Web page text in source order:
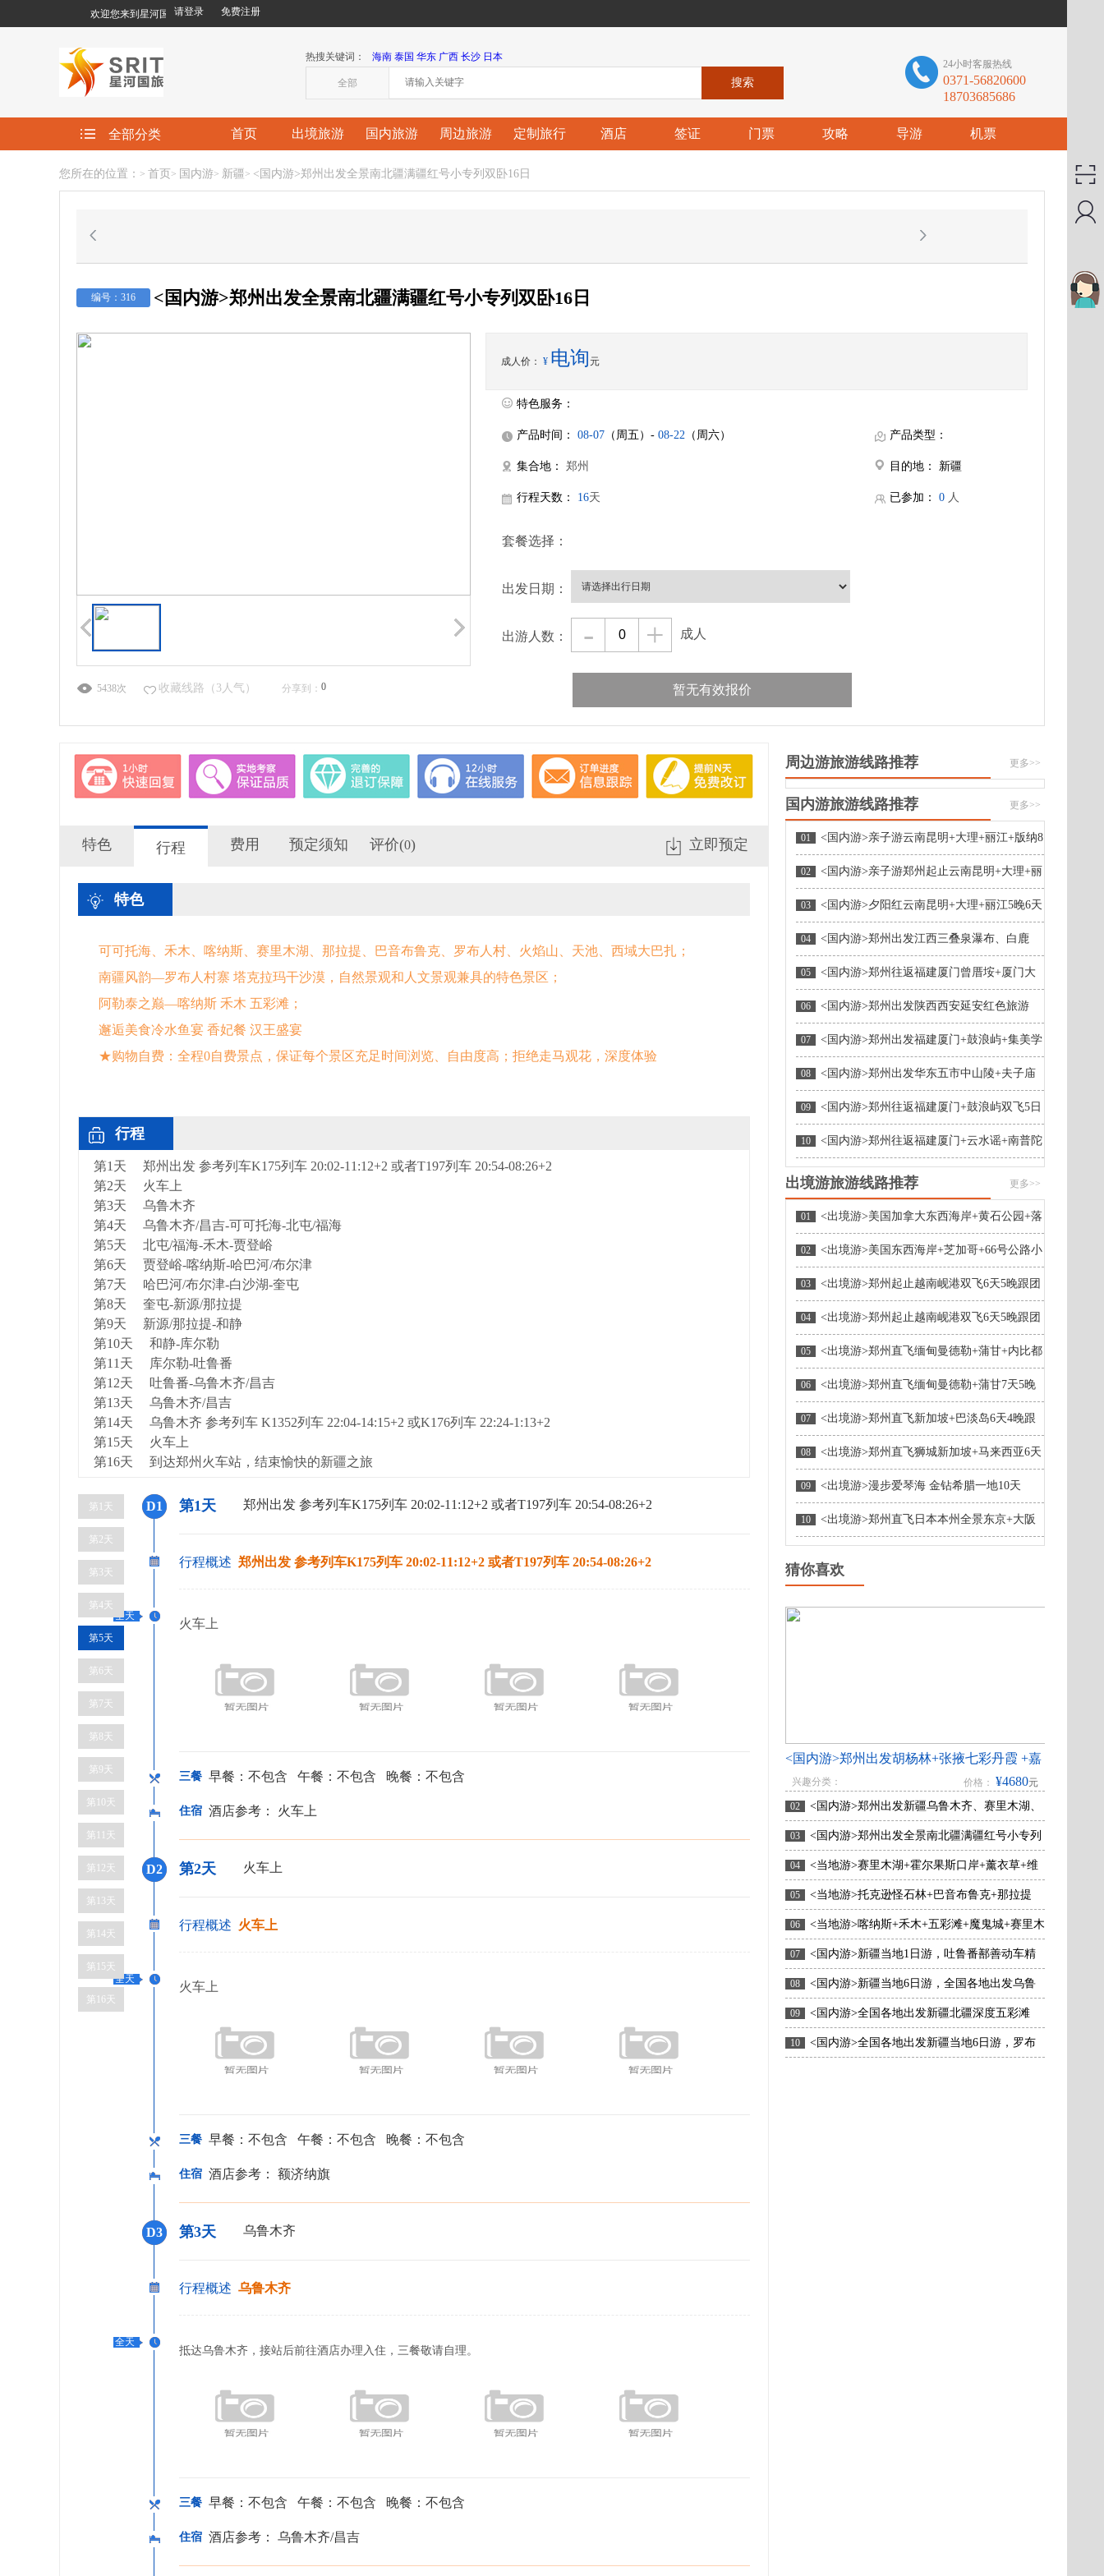
欢迎您来到星河国际旅行社有限责任公司!
请登录 免费注册
热搜关键词： 海南 泰国 华东 广西 长沙 日本
全部
24小时客服热线
0371-56820600
18703685686
全部分类 首页 出境旅游 国内旅游 周边旅游 定制旅行 酒店 签证 门票 攻略 导游 机票
您所在的位置： > 首页 > 国内游> 新疆> <国内游>郑州出发全景南北疆满疆红号小专列双卧16日
编号：316 <国内游>郑州出发全景南北疆满疆红号小专列双卧16日
5438次 收藏线路 （ 3 人气） 分享到： 0
成人价： ¥ 电询元
特色服务：
产品时间： 08-07 （周五）- 08-22 （周六） 产品类型：
集合地： 郑州 目的地： 新疆
行程天数： 16天 已参加： 0 人
套餐选择：
出发日期：
出游人数： 成人
- +
暂无有效报价
特色 行程 费用 预定须知 评价(0) 立即预定
特色
可可托海、禾木、喀纳斯、赛里木湖、那拉提、巴音布鲁克、罗布人村、火焰山、天池、西域大巴扎；
南疆风韵—罗布人村寨 塔克拉玛干沙漠，自然景观和人文景观兼具的特色景区；
阿勒泰之巅—喀纳斯 禾木 五彩滩；
邂逅美食冷水鱼宴 香妃餐 汉王盛宴
★购物自费：全程0自费景点，保证每个景区充足时间浏览、自由度高；拒绝走马观花，深度体验
行程
第1天 郑州出发 参考列车K175列车 20:02-11:12+2 或者T197列车 20:54-08:26+2
第2天 火车上
第3天 乌鲁木齐
第4天 乌鲁木齐/昌吉-可可托海-北屯/福海
第5天 北屯/福海-禾木-贾登峪
第6天 贾登峪-喀纳斯-哈巴河/布尔津
第7天 哈巴河/布尔津-白沙湖-奎屯
第8天 奎屯-新源/那拉提
第9天 新源/那拉提-和静
第10天 和静-库尔勒
第11天 库尔勒-吐鲁番
第12天 吐鲁番-乌鲁木齐/昌吉
第13天 乌鲁木齐/昌吉
第14天 乌鲁木齐 参考列车 K1352列车 22:04-14:15+2 或K176列车 22:24-1:13+2
第15天 火车上
第16天 到达郑州火车站，结束愉快的新疆之旅
第1天
第2天
第3天
第4天
第5天
第6天
第7天
第8天
第9天
第10天
第11天
第12天
第13天
第14天
第15天
第16天
D1 第1天 郑州出发 参考列车K175列车 20:02-11:12+2 或者T197列车 20:54-08:26+2
行程概述 郑州出发 参考列车K175列车 20:02-11:12+2 或者T197列车 20:54-08:26+2
全天
火车上
三餐 早餐：不包含 午餐：不包含 晚餐：不包含
住宿 酒店参考： 火车上
D2 第2天 火车上
行程概述 火车上
全天
火车上
三餐 早餐：不包含 午餐：不包含 晚餐：不包含
住宿 酒店参考： 额济纳旗
D3 第3天 乌鲁木齐
行程概述 乌鲁木齐
全天
抵达乌鲁木齐，接站后前往酒店办理入住，三餐敬请自理。
三餐 早餐：不包含 午餐：不包含 晚餐：不包含
住宿 酒店参考： 乌鲁木齐/昌吉
周边游旅游线路推荐 更多>>
国内游旅游线路推荐 更多>>
01
<国内游>亲子游云南昆明+大理+丽江+版纳8
02
<国内游>亲子游郑州起止云南昆明+大理+丽
03 <国内游>夕阳红云南昆明+大理+丽江5晚6天
04
<国内游>郑州出发江西三叠泉瀑布、白鹿
05
<国内游>郑州往返福建厦门曾厝垵+厦门大
日游
06
<国内游>郑州出发陕西西安延安红色旅游
07
<国内游>郑州出发福建厦门+鼓浪屿+集美学
云上厦门）
08
<国内游>郑州出发华东五市中山陵+夫子庙
天跟团游
09
<国内游>郑州往返福建厦门+鼓浪屿双飞5日
10
<国内游>郑州往返福建厦门+云水谣+南普陀
晚住宿）
出境游旅游线路推荐 更多>>
01
<出境游>美国加拿大东西海岸+黄石公园+落
02
<出境游>美国东西海岸+芝加哥+66号公路小
03
<出境游>郑州起止越南岘港双飞6天5晚跟团
04
<出境游>郑州起止越南岘港双飞6天5晚跟团
05
<出境游>郑州直飞缅甸曼德勒+蒲甘+内比都
06
<出境游>郑州直飞缅甸曼德勒+蒲甘7天5晚
07
<出境游>郑州直飞新加坡+巴淡岛6天4晚跟
08
<出境游>郑州直飞狮城新加坡+马来西亚6天
09 <出境游>漫步爱琴海 金钻希腊一地10天
10
<出境游>郑州直飞日本本州全景东京+大阪
猜你喜欢
<国内游>郑州出发胡杨林+张掖七彩丹霞 +嘉
峪关+金塔胡杨林双飞8日游
兴趣分类： 价格： ¥4680元
02 <国内游>郑州出发新疆乌鲁木齐、赛里木湖、
那拉提、巴音布鲁克、吐鲁番、 天池双飞8日游
03 <国内游>郑州出发全景南北疆满疆红号小专列
双卧16日
04 <当地游>赛里木湖+霍尔果斯口岸+薰衣草+维
吾尔民俗村+八卦城+喀拉峻+那拉提+巴音布鲁克
+独库公路拼车五日游
05 <当地游>托克逊怪石林+巴音布鲁克+那拉提
+喀拉峻阔克苏大峡谷+央布拉克村+赛里木湖+野马
古生态园六日深度游
06 <当地游>喀纳斯+禾木+五彩滩+魔鬼城+赛里木
湖+那拉提+巴音布鲁克+独库公路七日游
07 <国内游>新疆当地1日游，吐鲁番鄯善动车精
品纯玩一日游
08 <国内游>新疆当地6日游，全国各地出发乌鲁
木齐集合。喀纳斯全景深度-- 三号矿坑、可可苏
里、可可托海、五彩滩、禾木、喀纳斯湖、观鱼
09 <国内游>全国各地出发新疆北疆深度五彩滩
+喀纳斯+观鱼台+禾木+魔鬼城+赛里木湖+那拉提草
10 <国内游>全国各地出发新疆当地6日游，罗布